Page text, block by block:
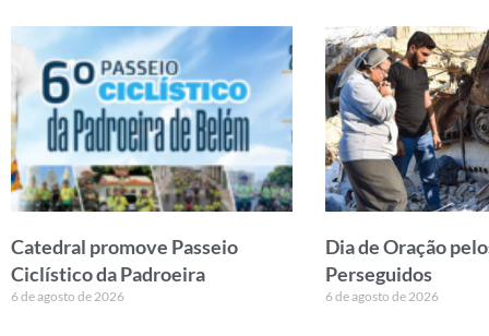
Catedral promove Passeio
Ciclístico da Padroeira
6 de agosto de 2026
Dia de Oração
Perseguidos
6 de agosto de 2026